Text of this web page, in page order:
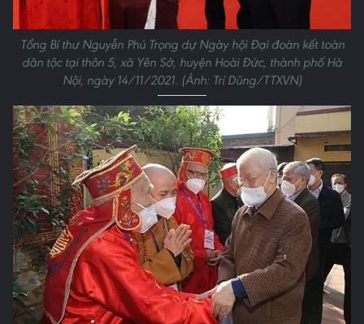
Tổng Bí thư Nguyễn Phú Trọng dự Ngày hội Đại đoàn kết toàn
dân tộc tại thôn 5, xã Yên Sở, huyện Hoài Đức, thành phố Hà
Nội, ngày 14/11/2021. (Ảnh: Trí Dũng/TTXVN)